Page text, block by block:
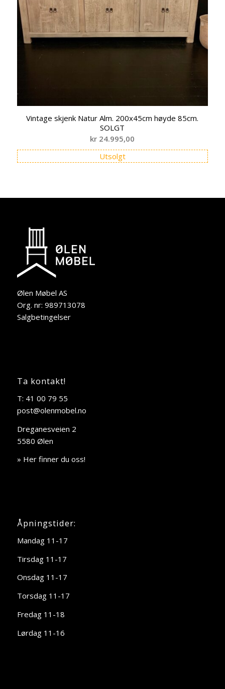
Vintage skjenk Natur Alm. 200x45cm høyde 85cm.
SOLGT
kr 24.995,00
Utsolgt
Ølen Møbel AS
Org. nr: 989713078
Salgbetingelser
Ta kontakt!
T: 41 00 79 55
post@olenmobel.no
Dreganesveien 2
5580 Ølen
» Her finner du oss!
Åpningstider:
Mandag 11-17
Tirsdag 11-17
Onsdag 11-17
Torsdag 11-17
Fredag 11-18
Lørdag 11-16